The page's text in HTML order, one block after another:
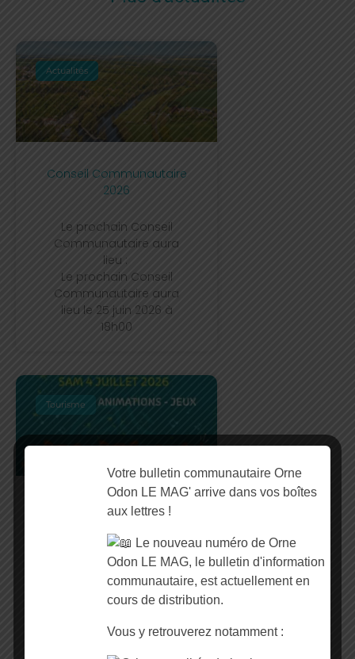
Actualités
Conseil Communautaire
2026
Le prochain Conseil
Communautaire aura
lieu :
Le prochain Conseil
Communautaire aura
lieu le 25 juin 2026 à
18h00
Tourisme
Festi’Vallées – La
Conçu pour mettre en
valeur le patrimoine local
à travers la musique, ce
tous s’apprête à célébrer
Votre bulletin communautaire Orne
Odon LE MAG' arrive dans vos boîtes
aux lettres !
Le nouveau numéro de Orne
Odon LE MAG, le bulletin d'information
communautaire, est actuellement en
cours de distribution.
Vous y retrouverez notamment :